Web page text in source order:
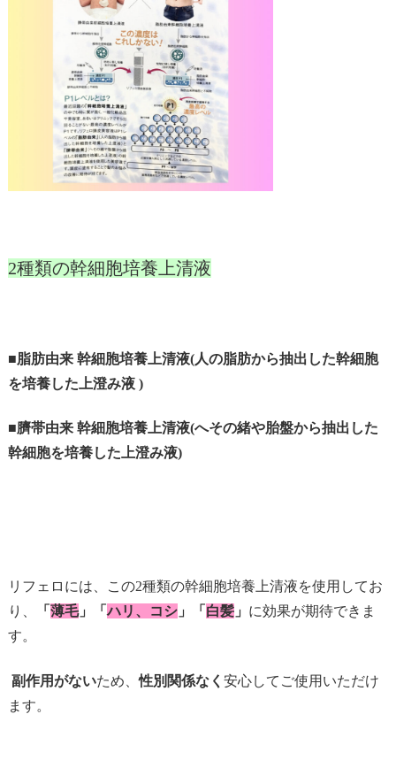
2種類の幹細胞培養上清液
■脂肪由来 幹細胞培養上清液(人の脂肪から抽出した幹細胞
を培養した上澄み液 )
■臍帯由来 幹細胞培養上清液(へその緒や胎盤から抽出した
幹細胞を培養した上澄み液)
リフェロには、この2種類の幹細胞培養上清液を使用してお
り、
「 薄毛」「ハリ、コシ」「 白髪」 に効果が期待できま
す。
副作用がないため、性別関係なく 安心してご使用いただけ
ます。